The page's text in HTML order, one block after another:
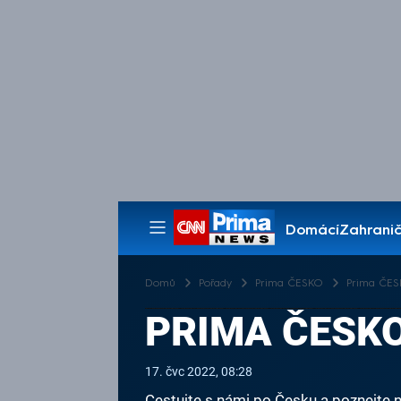
Domácí
Pořady
Domů Pořady Prima ČESKO Prima
PRIMA
17. čvc 2022, 08:28